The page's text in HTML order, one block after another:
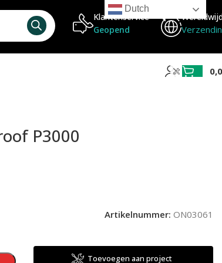
Klantenservice
Geopend
P3000
Artikelnummer: ON03061
Toevoegen aan project
Dutch